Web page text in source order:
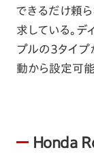
できるだけ頼
求している。
プルの3タイプ
動から設定可能
Honda